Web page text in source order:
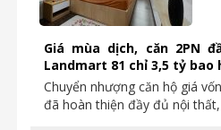
Giá mùa dịch, căn 2PN
Landmart 81 chỉ 3,5 tỷ bao
Chuyển nhượng căn hộ giá
đã hoàn thiện đầy đủ nội